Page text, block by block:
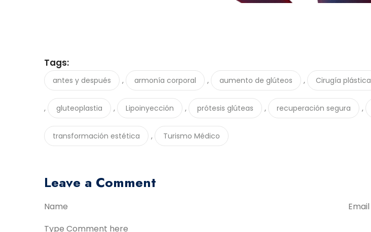
Tags:
antes y después , armonía corporal , aumento de glúteos , Cirugía plástica
, gluteoplastia , Lipoinyección , prótesis glúteas , recuperación segura ,
transformación estética , Turismo Médico
Leave a Comment